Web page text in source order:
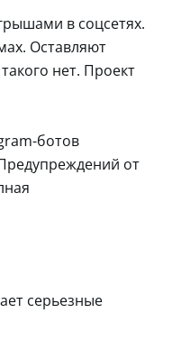
в соцсетях.
Оставляют
нет. Проект
ботов
от
серьезные